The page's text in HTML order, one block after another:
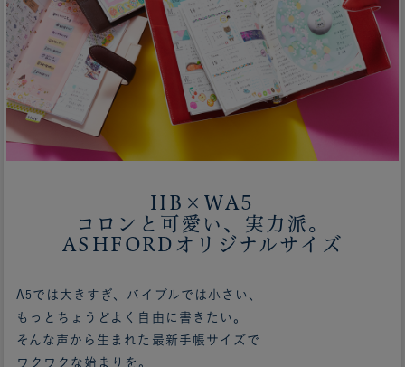
HB×WA5
コロンと可愛い、実力派。
ASHFORDオリジナルサイズ
A5では大きすぎ、バイブルでは小さい、
もっとちょうどよく自由に書きたい。
そんな声から生まれた最新手帳サイズで
ワクワクな始まりを。